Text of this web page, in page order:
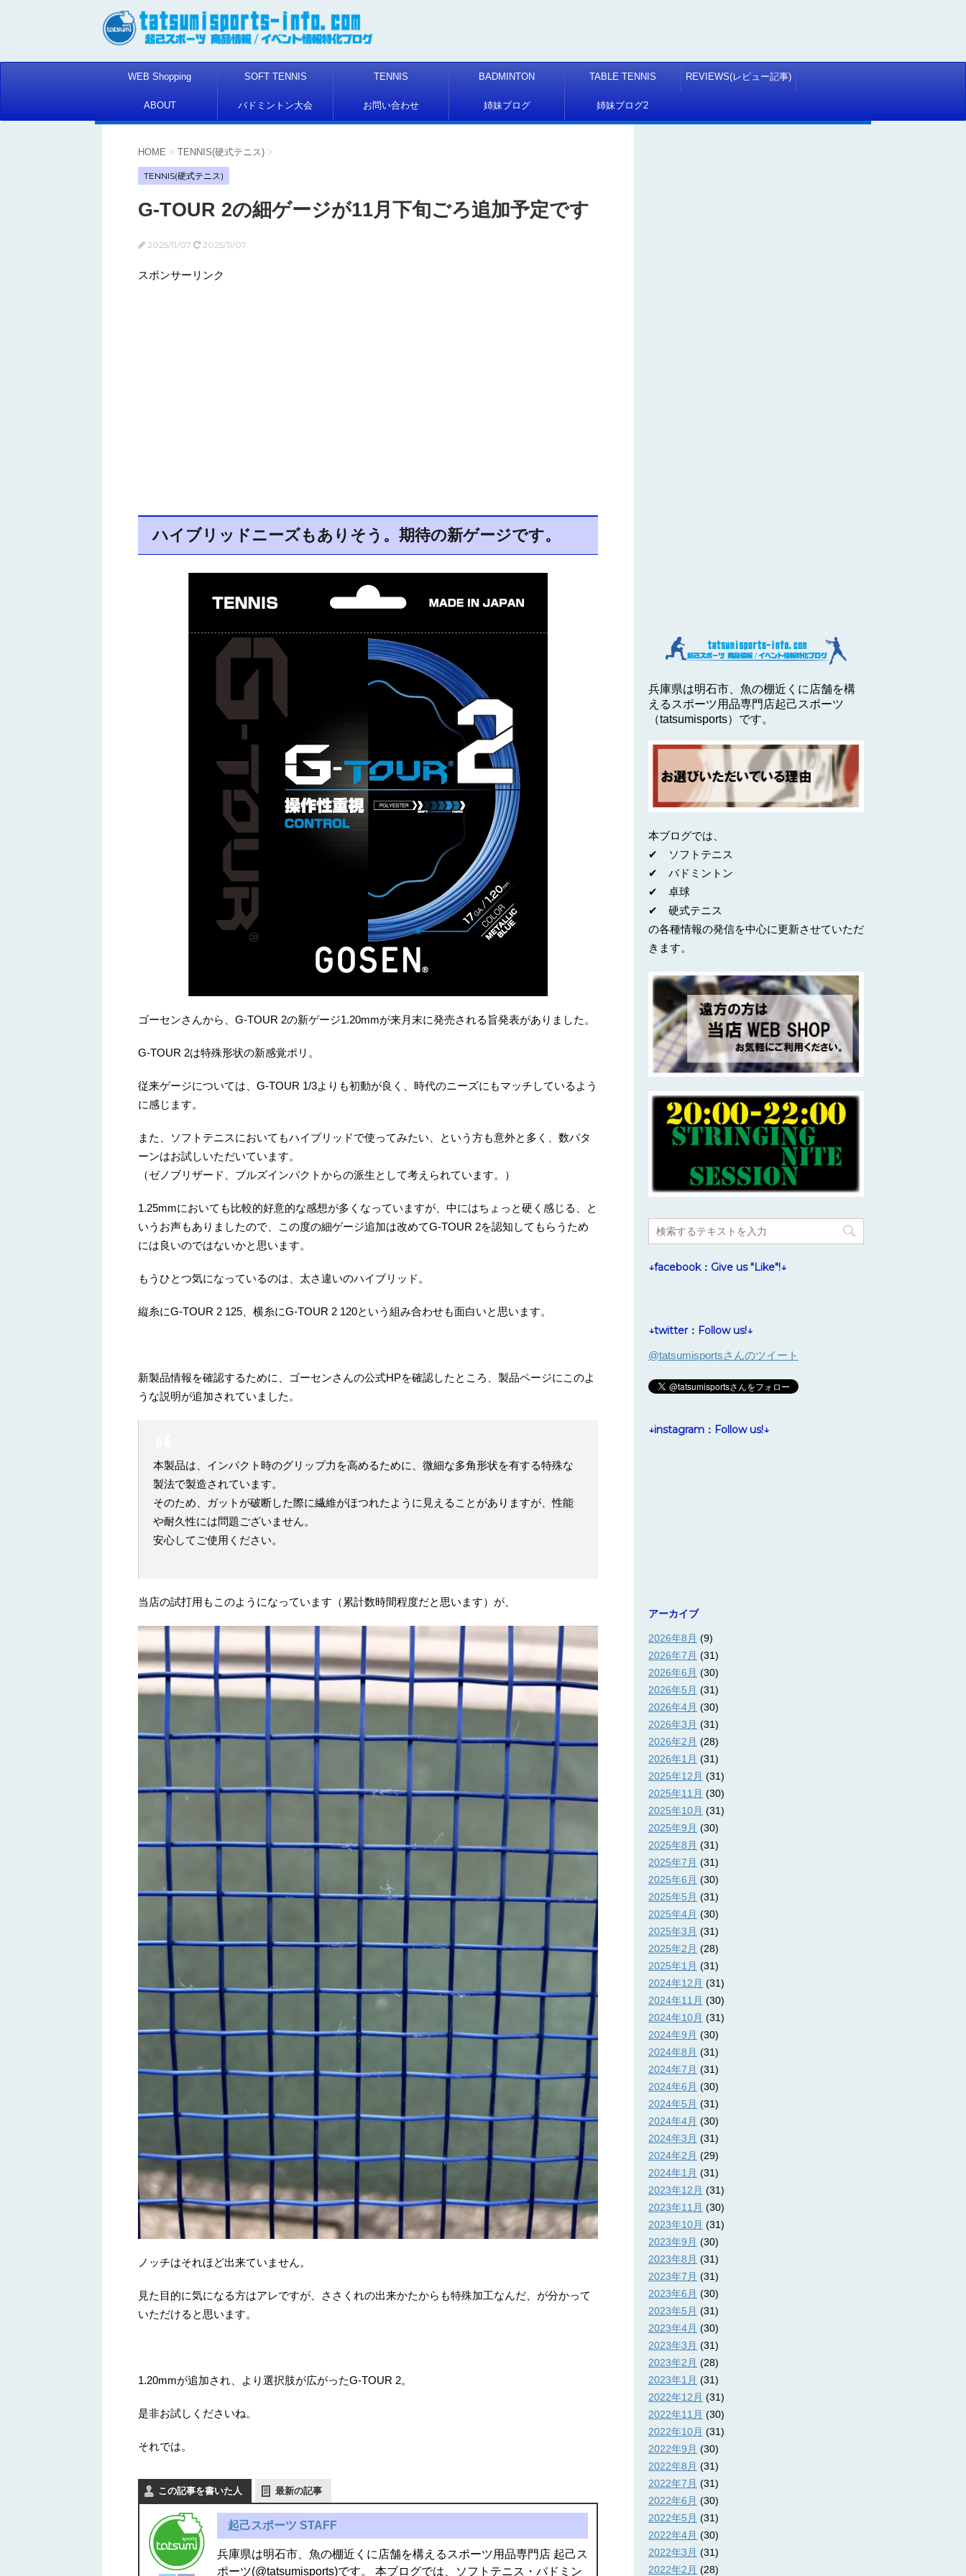
WEB Shopping SOFT TENNIS TENNIS BADMINTON TABLE TENNIS REVIEWS(レビュー記事)
ABOUT バドミントン大会 お問い合わせ 姉妹ブログ 姉妹ブログ2
HOME > TENNIS(硬式テニス) >
TENNIS(硬式テニス)
G-TOUR 2の細ゲージが11月下旬ごろ追加予定です
2025/11/07 2025/11/07
スポンサーリンク
ハイブリッドニーズもありそう。期待の新ゲージです。
ゴーセンさんから、G-TOUR 2の新ゲージ1.20mmが来月末に発売される旨発表がありました。
G-TOUR 2は特殊形状の新感覚ポリ。
従来ゲージについては、G-TOUR 1/3よりも初動が良く、時代のニーズにもマッチしているよう
に感じます。
また、ソフトテニスにおいてもハイブリッドで使ってみたい、という方も意外と多く、数パタ
ーンはお試しいただいています。
（ゼノブリザード、ブルズインパクトからの派生として考えられています。）
1.25mmにおいても比較的好意的な感想が多くなっていますが、中にはちょっと硬く感じる、と
いうお声もありましたので、この度の細ゲージ追加は改めてG-TOUR 2を認知してもらうため
には良いのではないかと思います。
もうひとつ気になっているのは、太さ違いのハイブリッド。
縦糸にG-TOUR 2 125、横糸にG-TOUR 2 120という組み合わせも面白いと思います。
新製品情報を確認するために、ゴーセンさんの公式HPを確認したところ、製品ページにこのよ
うな説明が追加されていました。
本製品は、インパクト時のグリップ力を高めるために、微細な多角形状を有する特殊な
製法で製造されています。
そのため、ガットが破断した際に繊維がほつれたように見えることがありますが、性能
や耐久性には問題ございません。
安心してご使用ください。
当店の試打用もこのようになっています（累計数時間程度だと思います）が、
ノッチはそれほど出来ていません。
見た目的に気になる方はアレですが、ささくれの出来かたからも特殊加工なんだ、が分かって
いただけると思います。
1.20mmが追加され、より選択肢が広がったG-TOUR 2。
是非お試しくださいね。
それでは。
この記事を書いた人 最新の記事
起己スポーツ STAFF
兵庫県は明石市、魚の棚近くに店舗を構えるスポーツ用品専門店 起己ス
ポーツ(@tatsumisports)です。 本ブログでは、ソフトテニス・バドミン
兵庫県は明石市、魚の棚近くに店舗を構
えるスポーツ用品専門店起己スポーツ
（tatsumisports）です。
本ブログでは、
✔ ソフトテニス
✔ バドミントン
✔ 卓球
✔ 硬式テニス
の各種情報の発信を中心に更新させていただ
きます。
↓facebook：Give us "Like"!↓
↓twitter：Follow us!↓
@tatsumisportsさんのツイート
↓instagram：Follow us!↓
アーカイブ
2026年8月 (9)
2026年7月 (31)
2026年6月 (30)
2026年5月 (31)
2026年4月 (30)
2026年3月 (31)
2026年2月 (28)
2026年1月 (31)
2025年12月 (31)
2025年11月 (30)
2025年10月 (31)
2025年9月 (30)
2025年8月 (31)
2025年7月 (31)
2025年6月 (30)
2025年5月 (31)
2025年4月 (30)
2025年3月 (31)
2025年2月 (28)
2025年1月 (31)
2024年12月 (31)
2024年11月 (30)
2024年10月 (31)
2024年9月 (30)
2024年8月 (31)
2024年7月 (31)
2024年6月 (30)
2024年5月 (31)
2024年4月 (30)
2024年3月 (31)
2024年2月 (29)
2024年1月 (31)
2023年12月 (31)
2023年11月 (30)
2023年10月 (31)
2023年9月 (30)
2023年8月 (31)
2023年7月 (31)
2023年6月 (30)
2023年5月 (31)
2023年4月 (30)
2023年3月 (31)
2023年2月 (28)
2023年1月 (31)
2022年12月 (31)
2022年11月 (30)
2022年10月 (31)
2022年9月 (30)
2022年8月 (31)
2022年7月 (31)
2022年6月 (30)
2022年5月 (31)
2022年4月 (30)
2022年3月 (31)
2022年2月 (28)